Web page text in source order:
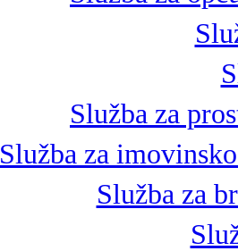
Služba za
Služba za
Služba za